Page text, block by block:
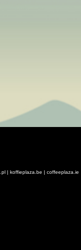
| koffieplaza.be | coffeeplaza.ie